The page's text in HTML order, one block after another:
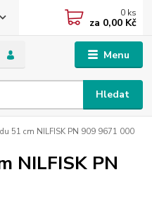
Menu
Hledat
0 ks
za 0,00 Kč
51 cm NILFISK PN 909 9671 000
NILFISK PN